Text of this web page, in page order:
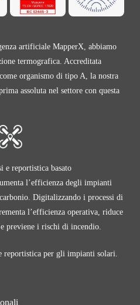
artificiale MapperX, abbiamo
termografica. Accreditata
organismo di tipo A, la nostra
assoluta nel settore con questa
e reportistica basato
l’efficienza degli impianti
Digitalizzando i processi di
l’efficienza operativa, riduce
previene i rischi di incendio.
reportistica per gli impianti solari.